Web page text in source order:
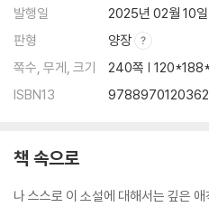
발행일
2025년 02월 10일
판형
양장
쪽수, 무게, 크기
240쪽 |
ISBN13
9788970120362
책 속으로
나 스스로 이 소설에 대해서는 깊은